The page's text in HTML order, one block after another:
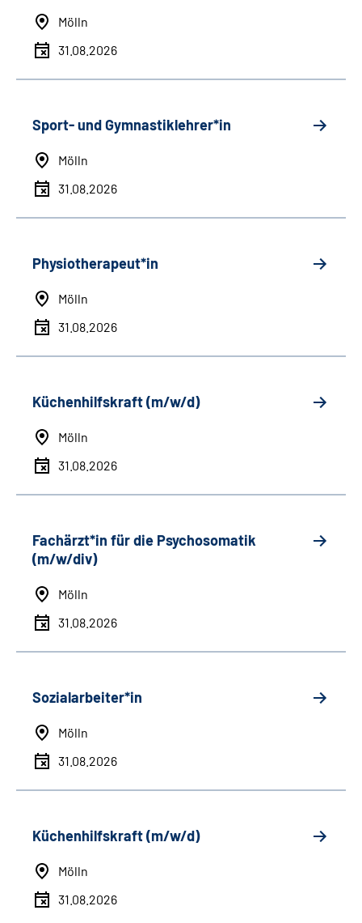
Mölln
31.08.2026
Sport- und Gymnastiklehrer*in
Mölln
31.08.2026
Physiotherapeut*in
Mölln
31.08.2026
Küchenhilfskraft (m/w/d)
Mölln
31.08.2026
Fachärzt*in für die Psychosomatik
(m/w/div)
Mölln
31.08.2026
Sozialarbeiter*in
Mölln
31.08.2026
Küchenhilfskraft (m/w/d)
Mölln
31.08.2026